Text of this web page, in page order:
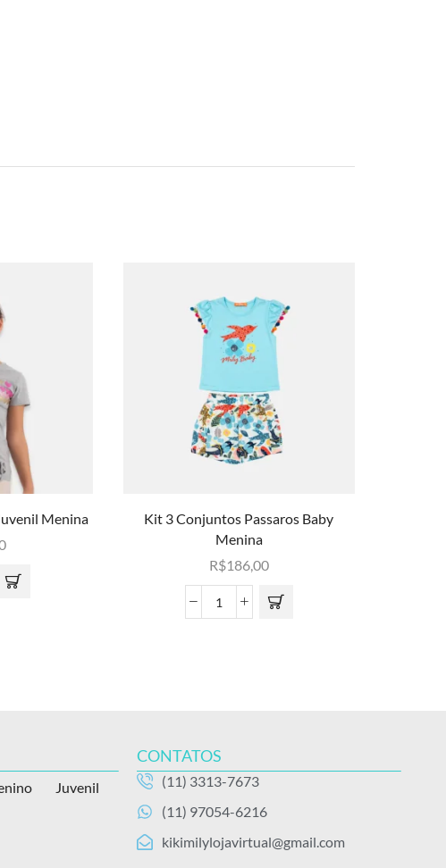
Menina
Kit 3 Conjuntos Passaros Baby
Menina
R$186,00
Juvenil
CONTATOS
(11) 3313-7673
(11) 97054-6216
kikimilylojavirtual@gmail.com